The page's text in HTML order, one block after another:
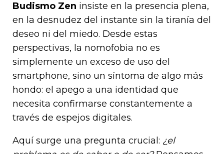
Budismo Zen insiste en la presencia plena,
en la desnudez del instante sin la tiranía del
deseo ni del miedo. Desde estas
perspectivas, la nomofobia no es
simplemente un exceso de uso del
smartphone, sino un síntoma de algo más
hondo: el apego a una identidad que
necesita confirmarse constantemente a
través de espejos digitales.
Aquí surge una pregunta crucial: ¿el